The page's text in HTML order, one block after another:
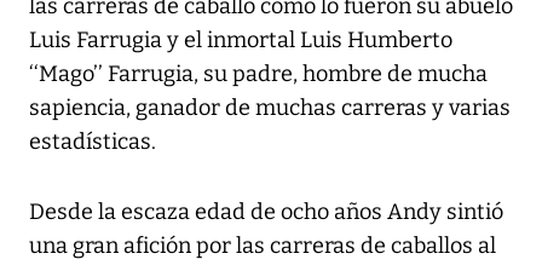
las carreras de caballo como lo fueron su abuelo
Luis Farrugia y el inmortal Luis Humberto
‘‘Mago’’ Farrugia, su padre, hombre de mucha
sapiencia, ganador de muchas carreras y varias
estadísticas.
Desde la escaza edad de ocho años Andy sintió
una gran afición por las carreras de caballos al